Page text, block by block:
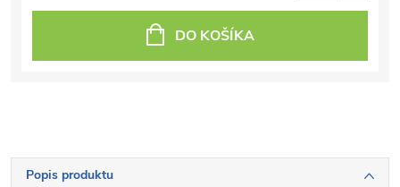
DO KOŠÍKA
Popis produktu